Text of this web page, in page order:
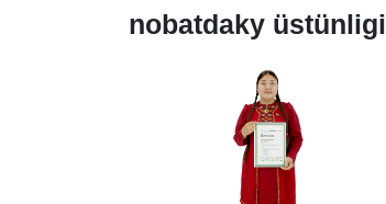
nobatdaky üstünligi